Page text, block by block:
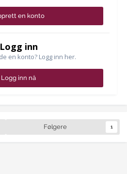
en konto
Logg inn
en konto? Logg inn her.
Logg inn nå
Følgere 1